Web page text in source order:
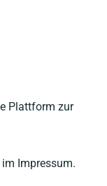
Plattform zur
im Impressum.